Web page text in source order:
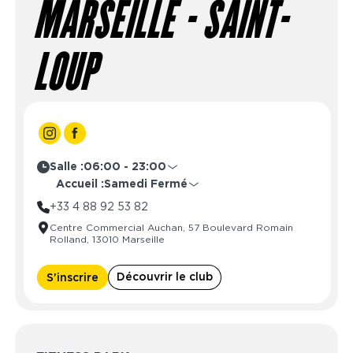
MARSEILLE - SAINT-
LOUP
Salle :06:00 - 23:00
Lundi
06:00 - 23:00
Mardi
06:00 - 23:00
Jeudi
06:00 - 23:00
Samedi
06:00 - 23:00
Dimanche 06:00 - 23:00
Accueil :Samedi Fermé
Lundi
Mercredi
08:30 - 21:30
Vendredi 08:30 - 21:30
Samedi
Fermé
+33 4 88 92 53 82
Centre Commercial Auchan, 57 Boulevard Romain
Rolland, 13010 Marseille
S'inscrire Découvrir le club